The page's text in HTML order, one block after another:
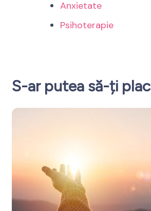
Anxietate
Psihoterapie
S-ar putea să-ți